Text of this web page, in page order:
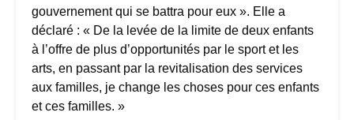
gouvernement qui se battra pour eux ». Elle a
déclaré : « De la levée de la limite de deux enfants
à l’offre de plus d’opportunités par le sport et les
arts, en passant par la revitalisation des services
aux familles, je change les choses pour ces enfants
et ces familles. »